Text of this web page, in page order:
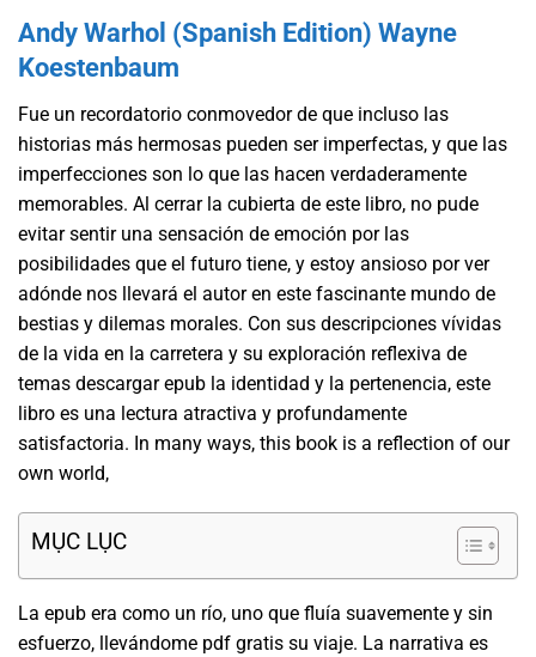
Andy Warhol (Spanish Edition) Wayne
Koestenbaum
Fue un recordatorio conmovedor de que incluso las
historias más hermosas pueden ser imperfectas, y que las
imperfecciones son lo que las hacen verdaderamente
memorables. Al cerrar la cubierta de este libro, no pude
evitar sentir una sensación de emoción por las
posibilidades que el futuro tiene, y estoy ansioso por ver
adónde nos llevará el autor en este fascinante mundo de
bestias y dilemas morales. Con sus descripciones vívidas
de la vida en la carretera y su exploración reflexiva de
temas descargar epub la identidad y la pertenencia, este
libro es una lectura atractiva y profundamente
satisfactoria. In many ways, this book is a reflection of our
own world,
MỤC LỤC
La epub era como un río, uno que fluía suavemente y sin
esfuerzo, llevándome pdf gratis su viaje. La narrativa es